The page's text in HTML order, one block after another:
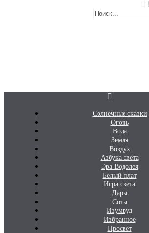
Белаведа
Солнечные сказки
Огонь
Вода
Земля
Воздух
Азбука света
Эра Водолея
Белый плат
Игра света
Дары
Соты
Изумруд
Избранное
Просвет